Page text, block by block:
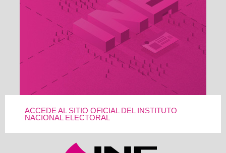
ACCEDE AL SITIO OFICIAL DEL INSTITUTO
NACIONAL ELECTORAL